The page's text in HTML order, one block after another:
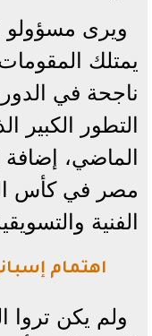
ويرى مسؤولو
يمتلك
ناجحة في
التطور الكبير
الماضي،
مصر في كأس
الفنية
اهتمام
ولم يكن تروا